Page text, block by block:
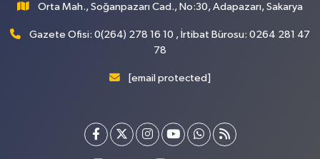
Orta Mah., Soğanpazarı Cad., No:30, Adapazarı, Sakarya
Gazete Ofisi: 0(264) 278 16 10 , İrtibat Bürosu: 0264 281 47
78
[email protected]